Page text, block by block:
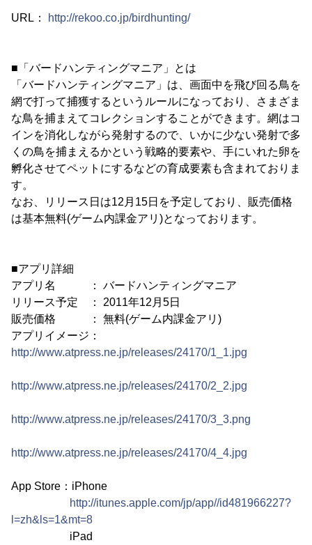
URL： http://rekoo.co.jp/birdhunting/
■「バードハンティングマニア」とは
「バードハンティングマニア」は、画面中を飛び回る鳥を
網で打って捕獲するというルールになっており、さまざま
な鳥を捕まえてコレクションすることができます。網はコ
インを消化しながら発射するので、いかに少ない発射で多
くの鳥を捕まえるかという戦略的要素や、手にいれた卵を
孵化させてペットにするなどの育成要素も含まれておりま
す。
なお、リリース日は12月15日を予定しており、販売価格
は基本無料(ゲーム内課金アリ)となっております。
■アプリ詳細
アプリ名 ： バードハンティングマニア
リリース予定 ： 2011年12月5日
販売価格 ： 無料(ゲーム内課金アリ)
アプリイメージ：
http://www.atpress.ne.jp/releases/24170/1_1.jpg
http://www.atpress.ne.jp/releases/24170/2_2.jpg
http://www.atpress.ne.jp/releases/24170/3_3.png
http://www.atpress.ne.jp/releases/24170/4_4.jpg
App Store：iPhone
http://itunes.apple.com/jp/app//id481966227?
l=zh&ls=1&mt=8
iPad